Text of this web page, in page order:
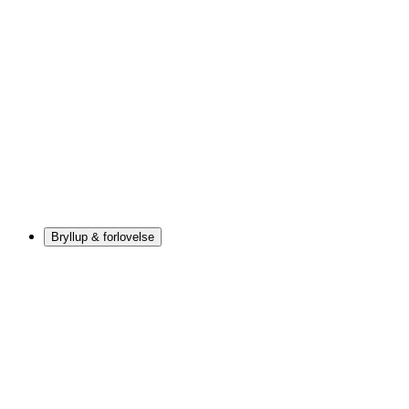
Bryllup & forlovelse